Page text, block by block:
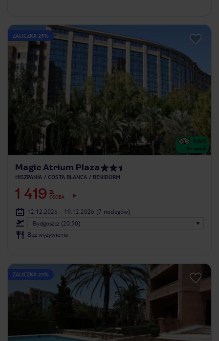
ZALICZKA 25%
3.6/5
85 opinii
Magic Atrium Plaza
HISZPANIA COSTA BLANCA BENIDORM
1 419 ZŁ
OSOBA
12.12.2026 - 19.12.2026 (7 noclegów)
Bydgoszcz (20:50)
Bez wyżywienia
ZALICZKA 25%